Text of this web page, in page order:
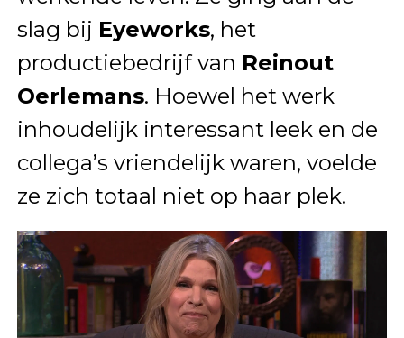
slag bij Eyeworks, het
productiebedrijf van Reinout
Oerlemans. Hoewel het werk
inhoudelijk interessant leek en de
collega’s vriendelijk waren, voelde
ze zich totaal niet op haar plek.